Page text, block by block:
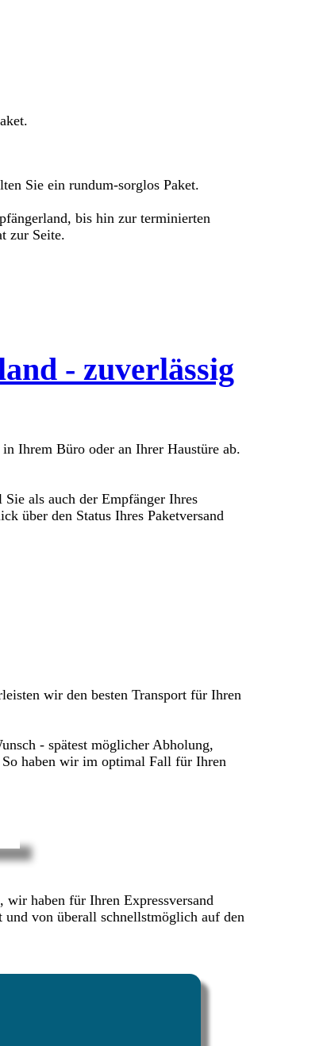
Sie ein rundum-sorglos Paket.
bis hin zur terminierten
zur Seite.
- zuverlässig
Ihrem Büro oder an Ihrer Haustüre ab.
als auch der Empfänger Ihres
über den Status Ihres Paketversand
wir den besten Transport für Ihren
- spätest möglicher Abholung,
So haben wir im optimal Fall für Ihren
wir haben für Ihren Expressversand
und von überall schnellstmöglich auf den